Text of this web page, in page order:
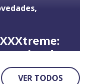
,
qué es la
VER TODOS